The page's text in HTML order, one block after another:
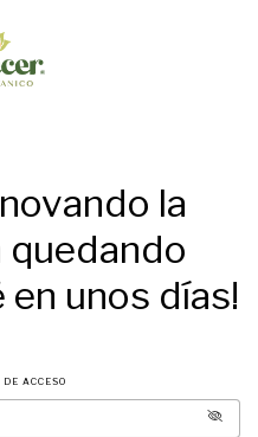
la
en unos días!
ACCESO